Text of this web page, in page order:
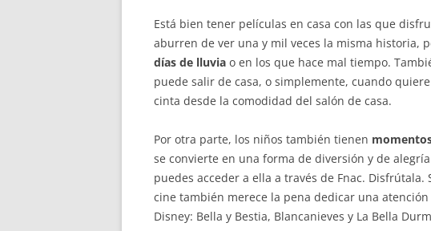
Está bien tener películas en casa con las que
aburren de ver una y mil veces la misma historia,
días de lluvia o en los que hace mal tiempo.
puede salir de casa, o simplemente, cuando
cinta desde la comodidad del salón de casa.
Por otra parte, los niños también tienen
se convierte en una forma de diversión y de
puedes acceder a ella a través de Fnac.
cine también merece la pena dedicar una
Disney: Bella y Bestia, Blancanieves y La Bella